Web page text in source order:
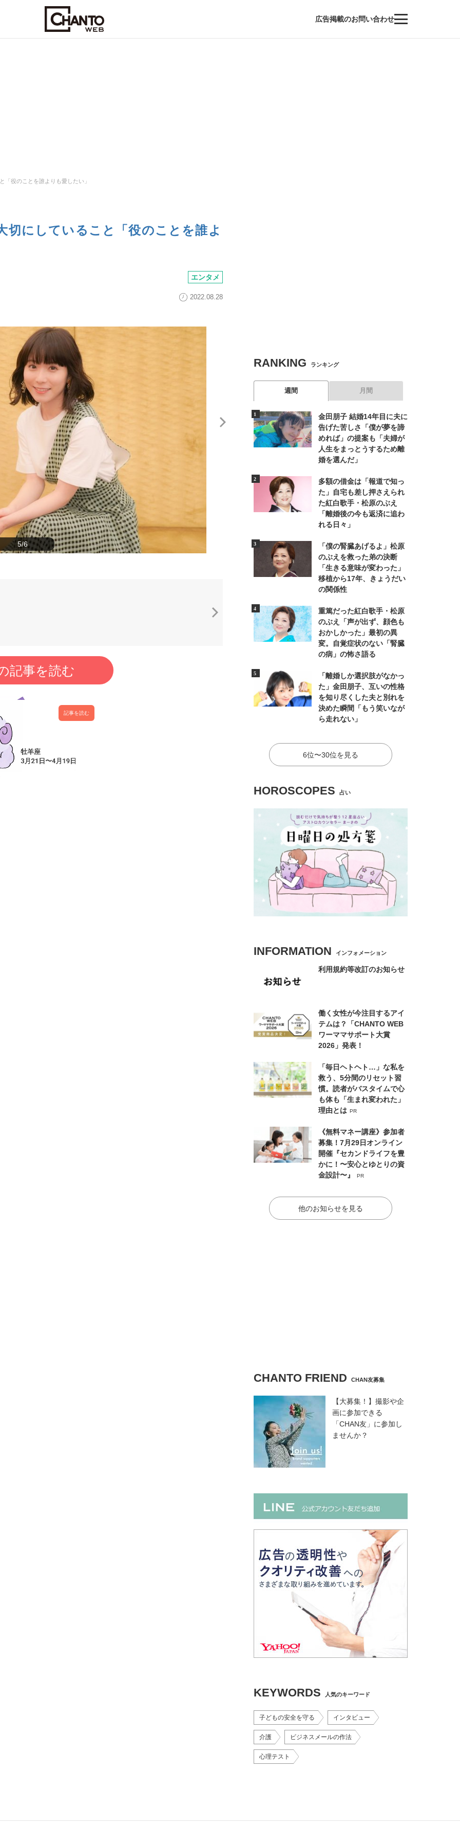
広告掲載のお問い合わせ
「役のことを誰よりも愛したい」
切にしていること「役のことを誰よ
エンタメ
2022.08.28
5/6
記事を読む
記事を読む
RANKING ランキング
週間 月間
金田朋子 結婚14年目に夫に
告げた苦しさ「僕が夢を諦
めれば」の提案も「夫婦が
人生をまっとうするため離
婚を選んだ」
多額の借金は「報道で知っ
た」自宅も差し押さえられ
た紅白歌手・松原のぶえ
「離婚後の今も返済に追わ
れる日々」
「僕の腎臓あげるよ」松原
のぶえを救った弟の決断
「生きる意味が変わった」
移植から17年、きょうだい
の関係性
重篤だった紅白歌手・松原
のぶえ「声が出ず、顔色も
おかしかった」最初の異
変。自覚症状のない「腎臓
の病」の怖さ語る
「離婚しか選択肢がなかっ
た」金田朋子、互いの性格
を知り尽くした夫と別れを
決めた瞬間「もう笑いなが
ら走れない」
6位〜30位を見る
HOROSCOPES 占い
INFORMATION インフォメーション
利用規約等改訂のお知らせ
働く女性が今注目するアイ
テムは？「CHANTO WEB
ワーママサポート大賞
2026」発表！
「毎日ヘトヘト…」な私を
救う、5分間のリセット習
慣。読者がバスタイムで心
も体も「生まれ変われた」
理由とは PR
《無料マネー講座》参加者
募集！7月29日オンライン
開催『セカンドライフを豊
かに！〜安心とゆとりの資
金設計〜』
PR
他のお知らせを見る
CHANTO FRIEND CHAN友募集
【大募集！】撮影や企
画に参加できる
「CHAN友」に参加し
ませんか？
KEYWORDS 人気のキーワード
子どもの安全を守る インタビュー
介護 ビジネスメールの作法
心理テスト